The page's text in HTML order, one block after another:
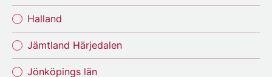
Halland
Jämtland Härjedalen
Jönköpings län